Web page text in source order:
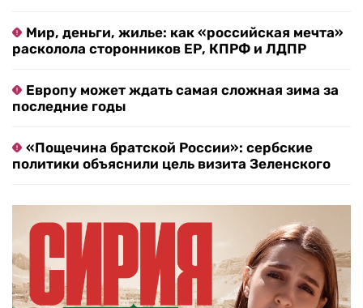
Мир, деньги, жилье: как «российская мечта»
расколола сторонников ЕР, КПРФ и ЛДПР
Европу может ждать самая сложная зима за
последние годы
«Пощечина братской России»: сербские
политики объяснили цель визита Зеленского